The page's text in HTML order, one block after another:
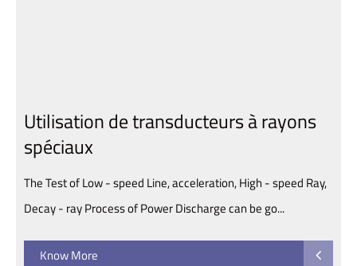
Utilisation de transducteurs à rayons
spéciaux
The Test of Low - speed Line, acceleration, High - speed Ray,
Decay - ray Process of Power Discharge can be go...
Know More